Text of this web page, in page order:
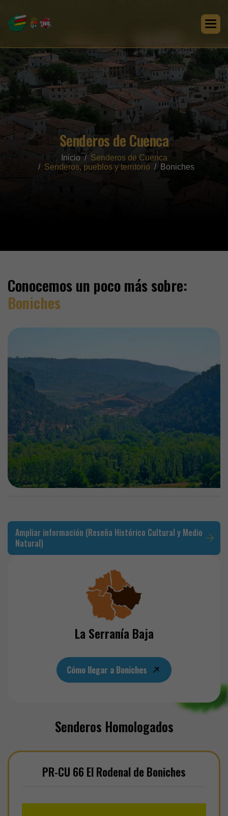
Senderos de Cuenca
Inicio
Senderos de Cuenca
Senderos, pueblos y territorio
Boniches
Conocemos un poco más sobre:
Boniches
Ampliar información (Reseña Histórico Cultural y Medio
Natural)
La Serranía Baja
Cómo llegar a Boniches
Senderos Homologados
PR-CU 66 El Rodenal de Boniches